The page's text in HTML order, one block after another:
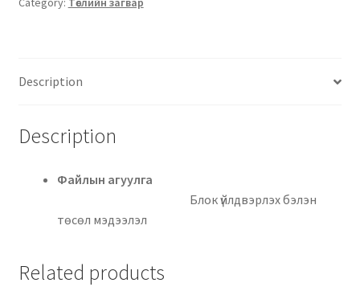
Description
Description
Файлын агуулга
Блок үйлдвэрлэх бэлэн
төсөл мэдээлэл
Related products